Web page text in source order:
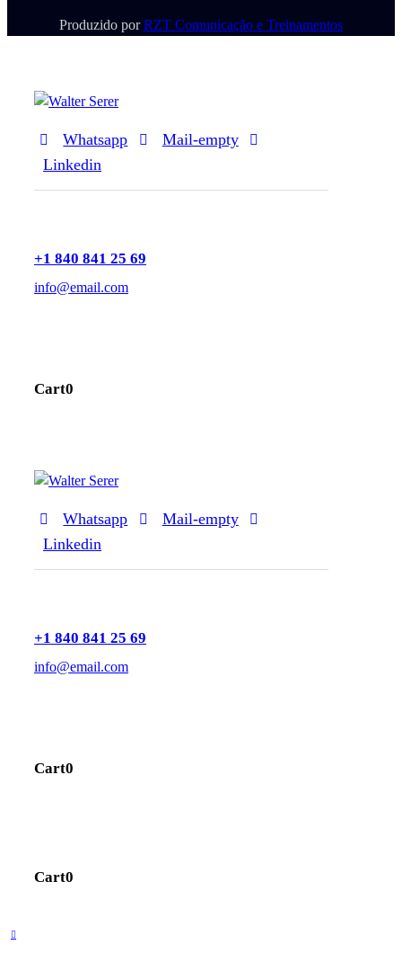
Produzido porRZT Comunicação e Treinamentos
Whatsapp
Mail-empty
Linkedin
+1 840 841 25 69
info@email.com
Cart0
Whatsapp
Mail-empty
Linkedin
+1 840 841 25 69
info@email.com
Cart0
Cart0